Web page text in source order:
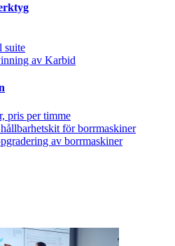
suite
av Karbid
pris per timme
för borrmaskiner
av borrmaskiner